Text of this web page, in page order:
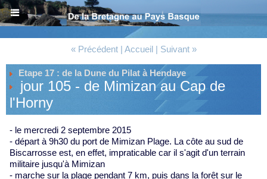
« Précédent | Accueil | Suivant »
Etape 17 : de la Dune du Pilat à Hendaye
jour 105 - de Mimizan au Cap de
l'Horny
- le mercredi 2 septembre 2015
- départ à 9h30 du port de Mimizan Plage. La côte au sud de
Biscarrosse est, en effet, impraticable car il s'agit d'un terrain
militaire jusqu'à Mimizan
- marche sur la plage pendant 7 km, puis dans la forêt sur le